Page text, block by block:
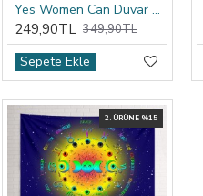
Yes Women Can Duvar Örtüsü
249,90TL 349,90TL
Sepete Ekle
2. ÜRÜNE %15